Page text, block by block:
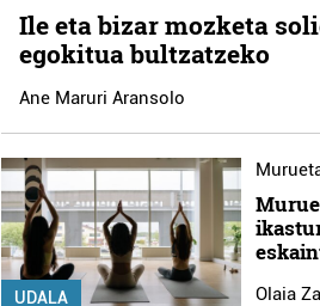
Ile eta bizar mozketa
egokitua bultzatzeko
Ane Maruri Aransolo
UDALA Olaia